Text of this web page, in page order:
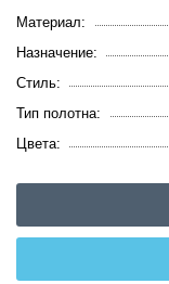
Материал:
Назначение:
Стиль:
Тип полотна:
Цвета: